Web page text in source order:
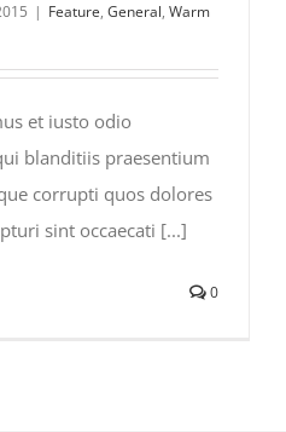
| Feature, General, Warm
et iusto odio
blanditiis praesentium
corrupti quos dolores
sint occaecati [...]
0